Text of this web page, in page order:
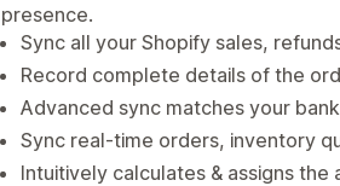
presence.
Sync all your Shopify sales,
Record complete details of the
Advanced sync matches your
Sync real-time orders, inventory
Intuitively calculates & assigns